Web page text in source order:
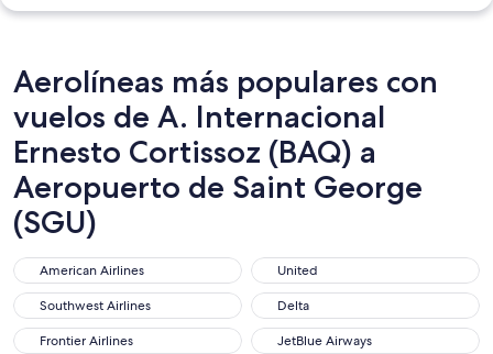
Aerolíneas más populares con
vuelos de A. Internacional
Ernesto Cortissoz (BAQ) a
Aeropuerto de Saint George
(SGU)
American Airlines
American Airlines United
United
Southwest Airlines
Southwest Airlines Delta
Delta
Frontier Airlines
Frontier Airlines JetBlue Airways
JetBlue Airways